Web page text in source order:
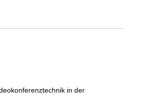
in der